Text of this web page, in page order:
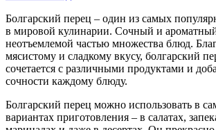
Болгарский перец – один из самых
в мировой кулинарии. Сочный и
неотъемлемой частью множества блюд.
мясистому и сладкому вкусу, болгарский
сочетается с различными продуктами и
сочности каждому блюду.
Болгарский перец можно использовать в
вариантах приготовления – в салатах,